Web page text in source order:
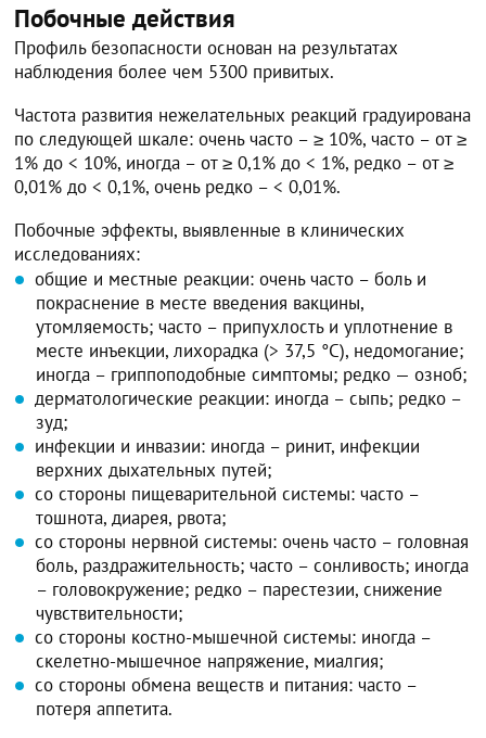
Побочные действия
Профиль безопасности основан на результатах
наблюдения более чем 5300 привитых.
Частота развития нежелательных реакций градуирована
по следующей шкале: очень часто – ≥ 10%, часто – от ≥
1% до < 10%, иногда – от ≥ 0,1% до < 1%, редко – от ≥
0,01% до < 0,1%, очень редко – < 0,01%.
Побочные эффекты, выявленные в клинических
исследованиях:
общие и местные реакции: очень часто – боль и
покраснение в месте введения вакцины,
утомляемость; часто – припухлость и уплотнение в
месте инъекции, лихорадка (> 37,5 °С), недомогание;
иногда – гриппоподобные симптомы; редко — озноб;
дерматологические реакции: иногда – сыпь; редко –
зуд;
инфекции и инвазии: иногда – ринит, инфекции
верхних дыхательных путей;
со стороны пищеварительной системы: часто –
тошнота, диарея, рвота;
со стороны нервной системы: очень часто – головная
боль, раздражительность; часто – сонливость; иногда
– головокружение; редко – парестезии, снижение
чувствительности;
со стороны костно-мышечной системы: иногда –
скелетно-мышечное напряжение, миалгия;
со стороны обмена веществ и питания: часто –
потеря аппетита.